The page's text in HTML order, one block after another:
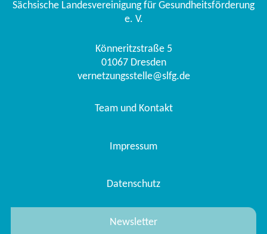
Sächsische Landesvereinigung für Gesundheitsförderung
e. V.
Könneritzstraße 5
01067 Dresden
vernetzungsstelle@slfg.de
Team und Kontakt
Impressum
Datenschutz
Newsletter